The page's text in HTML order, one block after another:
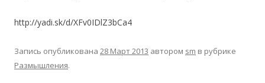
http://yadi.sk/d/XFv0IDlZ3bCa4
Запись опубликована 28 Март 2013 автором sm в рубрике
Размышления.